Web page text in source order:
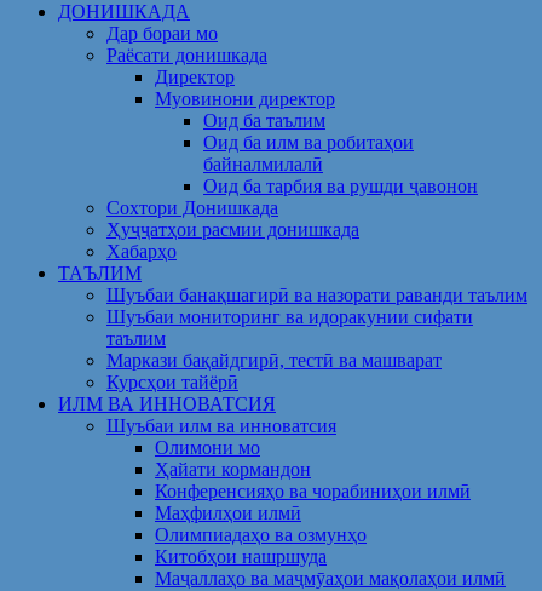
ДОНИШКАДА
Дар бораи мо
Раёсати донишкада
Директор
Муовинони директор
Оид ба таълим
Оид ба илм ва робитаҳои
байналмилалӣ
Оид ба тарбия ва рушди ҷавонон
Сохтори Донишкада
Ҳуҷҷатҳои расмии донишкада
Хабарҳо
ТАЪЛИМ
Шуъбаи банақшагирӣ ва назорати раванди таълим
Шуъбаи мониторинг ва идоракунии сифати
таълим
Маркази бақайдгирӣ, тестӣ ва машварат
Курсҳои тайёрӣ
ИЛМ ВА ИННОВАТСИЯ
Шуъбаи илм ва инноватсия
Олимони мо
Ҳайати кормандон
Конференсияҳо ва чорабиниҳои илмӣ
Маҳфилҳои илмӣ
Олимпиадаҳо ва озмунҳо
Китобҳои нашршуда
Маҷаллаҳо ва маҷмӯаҳои мақолаҳои илмӣ